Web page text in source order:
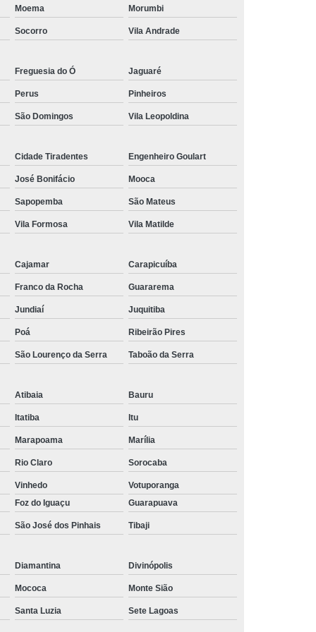
para Corrente de Transmissão
Engrenagem de Alta Velocidade
Engrenagem de Corrente Dupla
Internos
Engrenagem de Inox
Engrenagem e Corrente de Transmissão
Corrente de Transmissão
de Mcu
Fabrica de Engrenagens em Inox
para Correntes
Correntes e Engrenagens
Helicoidal
Fabricante de Engrenagens
Retos
Fabricação de Engrenagens
de Engrenagens Helicoidais
de Rolos Norma Asa
Corrente de Rolos Norma Din
Corrente de Transmissão
de Transmissão em Aço Inox
de Transmissão Industrial
de Transmissão Inox
Inox de Transmissão
para Máquinas Industriais
Correntes de Rolo Simples
Moema Morumbi
Socorro Vila Andrade
Freguesia do Ó Jaguaré
Perus Pinheiros
São Domingos Vila Leopoldina
Cidade Tiradentes Engenheiro Goulart
José Bonifácio Mooca
Sapopemba São Mateus
Vila Formosa Vila Matilde
Cajamar Carapicuíba
Franco da Rocha Guararema
Jundiaí Juquitiba
Poá Ribeirão Pires
São Lourenço da Serra Taboão da Serra
Atibaia Bauru
Itatiba Itu
Marapoama Marília
Rio Claro Sorocaba
Vinhedo
Votuporanga
Foz do Iguaçu Guarapuava
São José dos Pinhais Tibaji
Diamantina Divinópolis
Mococa Monte Sião
Santa Luzia Sete Lagoas